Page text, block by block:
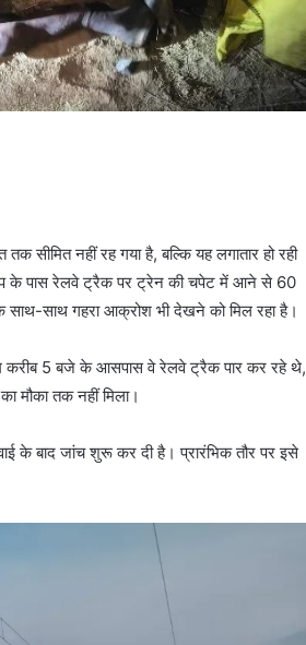
सीमित नहीं रह गया है, बल्कि यह लगातार हो रही
के पास रेलवे ट्रैक पर ट्रेन की चपेट में आने से 60
के साथ-साथ गहरा आक्रोश भी देखने को मिल रहा है।
करीब 5 बजे के आसपास वे रेलवे ट्रैक पार कर रहे थे,
मौका तक नहीं मिला।
के बाद जांच शुरू कर दी है। प्रारंभिक तौर पर इसे